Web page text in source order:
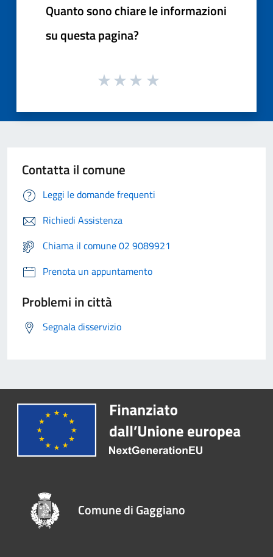
Quanto sono chiare le informazioni
su questa pagina?
Contatta il comune
Leggi le domande frequenti
Richiedi Assistenza
Chiama il comune 02 9089921
Prenota un appuntamento
Problemi in città
Segnala disservizio
Comune di Gaggiano